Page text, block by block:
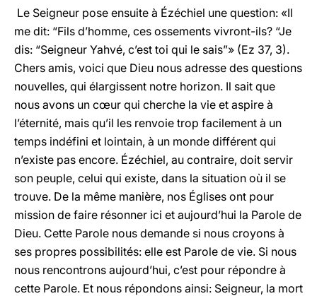
Le Seigneur pose ensuite à Ézéchiel une question: «Il
me dit: “Fils d’homme, ces ossements vivront-ils? “Je
dis: “Seigneur Yahvé, c’est toi qui le sais”» (Ez 37, 3).
Chers amis, voici que Dieu nous adresse des questions
nouvelles, qui élargissent notre horizon. Il sait que
nous avons un cœur qui cherche la vie et aspire à
l’éternité, mais qu’il les renvoie trop facilement à un
temps indéfini et lointain, à un monde différent qui
n’existe pas encore. Ézéchiel, au contraire, doit servir
son peuple, celui qui existe, dans la situation où il se
trouve. De la même manière, nos Églises ont pour
mission de faire résonner ici et aujourd’hui la Parole de
Dieu. Cette Parole nous demande si nous croyons à
ses propres possibilités: elle est Parole de vie. Si nous
nous rencontrons aujourd’hui, c’est pour répondre à
cette Parole. Et nous répondons ainsi: Seigneur, la mort